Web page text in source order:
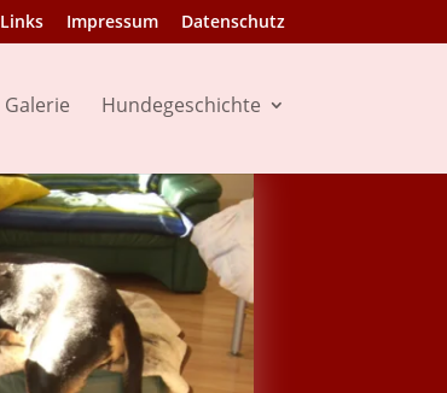
Links Impressum Datenschutz
Galerie Hundegeschichte